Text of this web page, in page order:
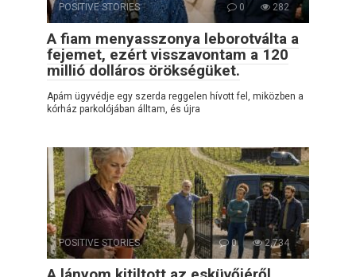
POSITIVE STORIES 0 282
A fiam menyasszonya leborotválta a
fejemet, ezért visszavontam a 120
millió dolláros örökségüket.
Apám ügyvédje egy szerda reggelen hívott fel, miközben a
kórház parkolójában álltam, és újra
POSITIVE STORIES 0 2,734